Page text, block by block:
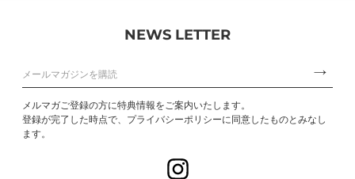
NEWS LETTER
メルマガご登録の方に特典情報をご案内いたします。
登録が完了した時点で、プライバシーポリシーに同意したものとみなし
ます。
Instagram